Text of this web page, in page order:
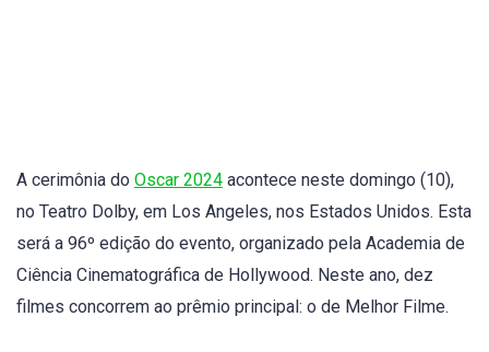
A cerimônia do Oscar 2024 acontece neste domingo (10),
no Teatro Dolby, em Los Angeles, nos Estados Unidos. Esta
será a 96º edição do evento, organizado pela Academia de
Ciência Cinematográfica de Hollywood. Neste ano, dez
filmes concorrem ao prêmio principal: o de Melhor Filme.